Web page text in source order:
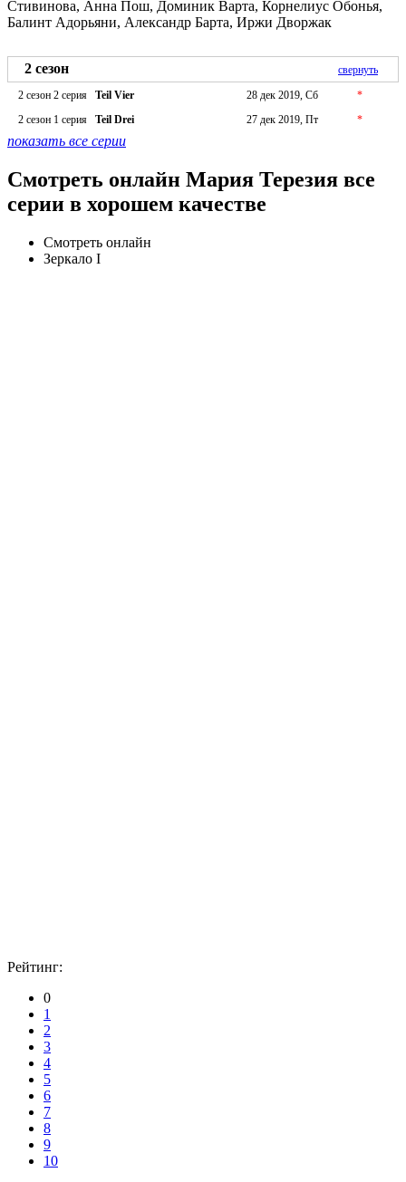
Стивинова, Анна Пош, Доминик Варта, Корнелиус Обонья,
Балинт Адорьяни, Александр Барта, Иржи Дворжак
2 сезон
свернуть
2 сезон 2 серия
Teil Vier 28 дек 2019, Сб
*
2 сезон 1 серия
Teil Drei 27 дек 2019, Пт *
показать все серии
Смотреть онлайн Мария Терезия все
серии в хорошем качестве
Смотреть онлайн
Зеркало I
Рейтинг:
0
1
2
3
4
5
6
7
8
9
10